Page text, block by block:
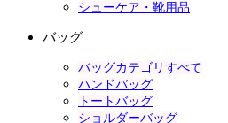
シューケア・靴用品
バッグ
バッグカテゴリすべて
ハンドバッグ
トートバッグ
ショルダーバッグ